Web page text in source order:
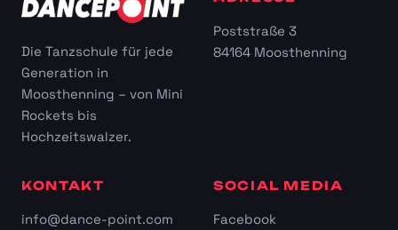
Die Tanzschule für jede
Generation in
Moosthenning – von Mini
Rockets bis
Hochzeitswalzer.
Poststraße 3
84164 Moosthenning
KONTAKT
info@dance-point.com
SOCIAL MEDIA
Facebook